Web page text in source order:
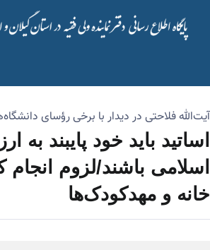
آیت‌الله فلاحتی در دیدار با برخی رؤسای
اساتید باید خود پایبند به
اسلامی باشند/لزوم انجام
خانه و مهدکودک‌ها